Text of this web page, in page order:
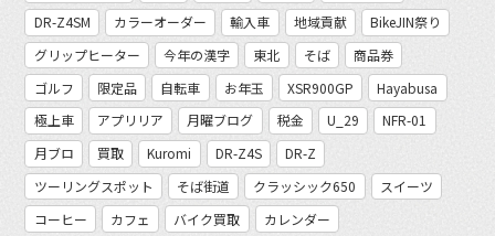
DR-Z4SM
カラーオーダー 輸入車 地域貢献
BikeJIN祭り
グリップヒーター
今年の漢字 東北 そば
商品券
ゴルフ
限定品 自転車 お年玉 XSR900GP
Hayabusa
極上車
アプリリア 月曜ブログ 税金 U_29
NFR-01
月ブロ
買取 Kuromi DR-Z4S
DR-Z
ツーリングスポット
そば街道 クラッシック650
スイーツ
コーヒー
カフェ バイク買取 カレンダー